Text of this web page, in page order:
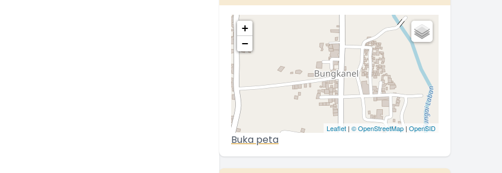
+
−
Leaflet | © OpenStreetMap | OpenSID
Buka peta